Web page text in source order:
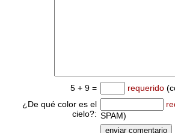
5 + 9 = requerido
¿De qué color es el
cielo?: SPAM)